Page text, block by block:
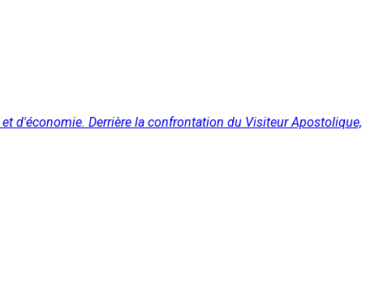
d'économie. Derrière la confrontation du Visiteur Apostolique,